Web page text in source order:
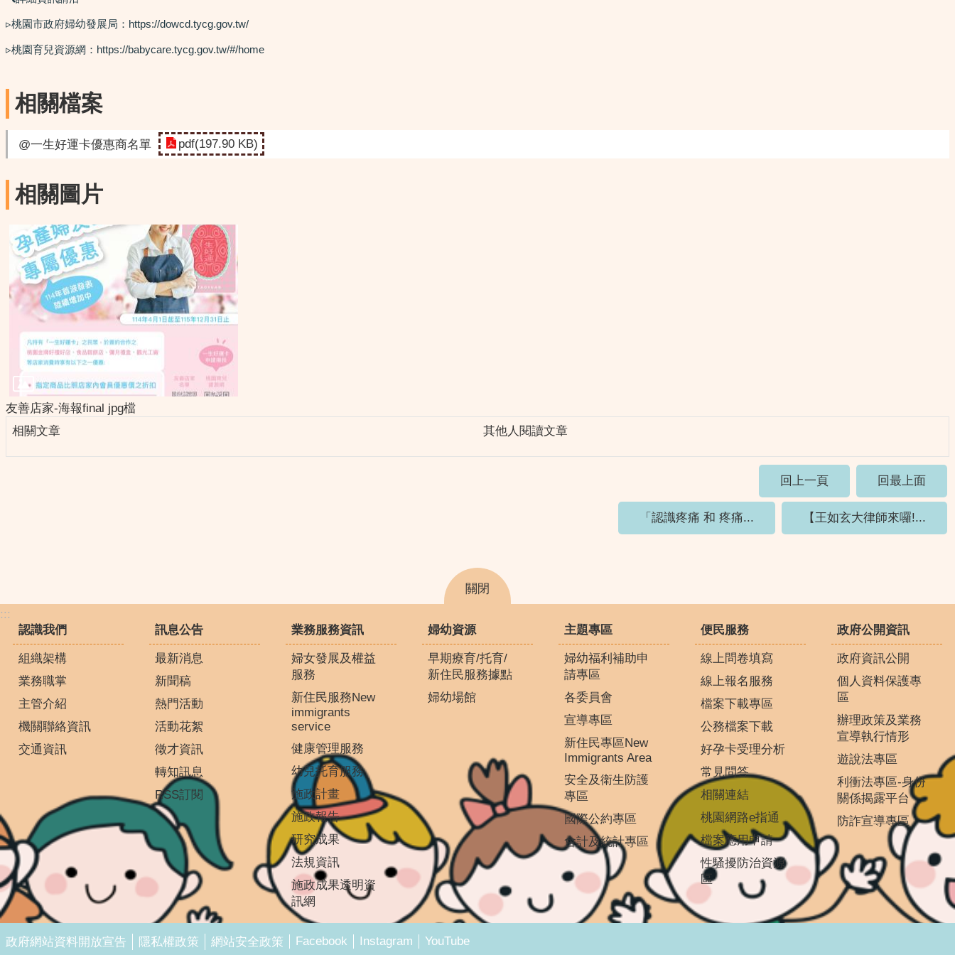
▹桃園市政府婦幼發展局：https://dowcd.tycg.gov.tw/
▹桃園育兒資源網：https://babycare.tycg.gov.tw/#/home
相關檔案
@一生好運卡優惠商名單 pdf(197.90 KB)
相關圖片
友善店家-海報final jpg檔
相關文章
其他人閱讀文章
回上一頁 回最上面
「認識疼痛 和 疼痛... 【王如玄大律師來囉!...
關閉
:::
認識我們
組織架構
業務職掌
主管介紹
機關聯絡資訊
交通資訊
訊息公告
最新消息
新聞稿
熱門活動
活動花絮
徵才資訊
轉知訊息
RSS訂閱
業務服務資訊
婦女發展及權益
服務
新住民服務New
immigrants
service
健康管理服務
幼兒托育服務
施政計畫
施政報告
研究成果
法規資訊
施政成果透明資
訊網
婦幼資源
早期療育/托育/
新住民服務據點
婦幼場館
主題專區
婦幼福利補助申
請專區
各委員會
宣導專區
新住民專區New
Immigrants Area
安全及衛生防護
專區
國際公約專區
會計及統計專區
便民服務
線上問卷填寫
線上報名服務
檔案下載專區
公務檔案下載
好孕卡受理分析
常見問答
相關連結
桃園網路e指通
檔案應用申請
性騷擾防治資源
區
政府公開資訊
政府資訊公開
個人資料保護專
區
辦理政策及業務
宣導執行情形
遊說法專區
利衝法專區-身份
關係揭露平台
防詐宣導專區
政府網站資料開放宣告 隱私權政策 網站安全政策 Facebook Instagram YouTube